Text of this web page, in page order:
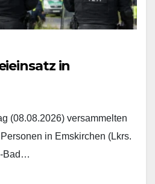
in
(08.08.2026) versammelten
in Emskirchen (Lkrs.
Bad…